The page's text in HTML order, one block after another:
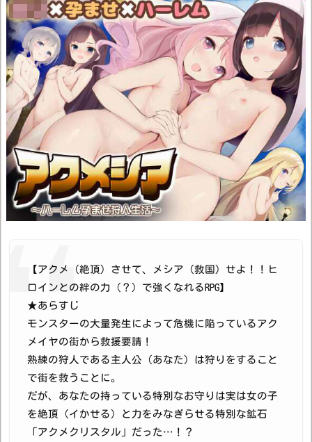
【アクメ（絶頂）させて、メシア（救国）せよ！！ヒ
ロインとの絆の力（？）で強くなれるRPG】
★あらすじ
モンスターの大量発生によって危機に陥っているアク
メイヤの街から救援要請！
熟練の狩人である主人公（あなた）は狩りをすること
で街を救うことに。
だが、あなたの持っている特別なお守りは実は女の子
を絶頂（イかせる）と力をみなぎらせる特別な鉱石
「アクメクリスタル」だった…！？